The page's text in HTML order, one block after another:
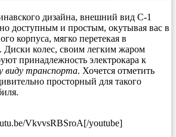
дизайна, внешний вид С-1
доступным и простым, окутывая вас в
корпуса, мягко перетекая в
Диски колес, своим легким жаром
принадлежность электрокара к
виду транспорта. Хочется отметить
просторный для такого
VkvvsRBSroA[/youtube]